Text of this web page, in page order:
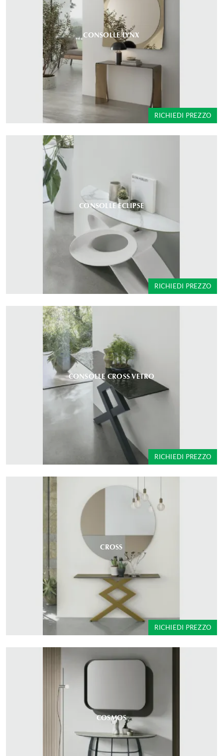
CONSOLLE LYNX
RICHIEDI PREZZO
CONSOLLE ECLIPSE
RICHIEDI PREZZO
CONSOLLE CROSS VETRO
RICHIEDI PREZZO
CROSS
RICHIEDI PREZZO
COSMOS